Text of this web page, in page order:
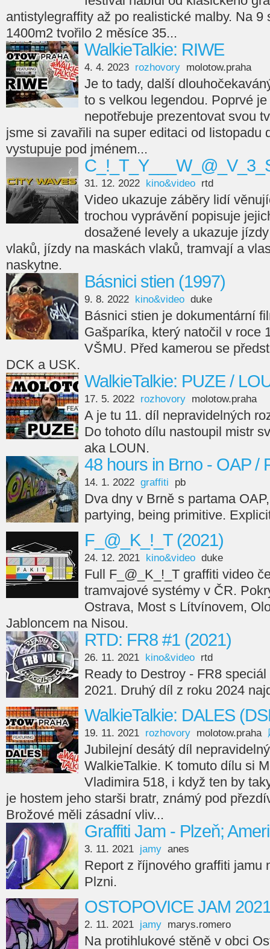
antistylegraffity až po realistické malby. Na 9
1400m2 tvořilo 2 měsíce 35...
WalkieTalkie: RIWE
4. 4. 2023 rozhovory molotow.praha
Je to tady, další
to s velkou legendou. Poprvé
nepotřebuje prezentovat svou
jsme si zavařili na super editaci od listopadu
vystupuje pod jménem...
31. 12. 2022 kino&video rtd
Video ukazuje záběry lidí
trochou vyprávění popisuje
dosažené levely a ukazuje
vlaků, jízdy na maskách vlaků, tramvají a
naskytne.
Básnici stien (1997)
9. 8. 2022 kino&video duke
Básnici stien je dokumentární
Gašparíka, který natočil v roce
VŠMU. Před kamerou se
DCK a USK.
WalkieTalkie: PUZE /
17. 5. 2022 rozhovory molotow.praha
A je tu 11. díl nepravidelných
Do tohoto dílu nastoupil mistr
aka LOUN.
48 hours in Brno - OAP /
14. 1. 2022 graffiti pb
Dva dny v Brně s partama
partying, being primitive.
F_@_K_!_T (2021)
24. 12. 2021 kino&video duke
Full F_@_K_!_T graffiti video
tramvajové systémy v ČR.
Ostrava, Most s Lítvínovem,
Jabloncem na Nisou.
RTD: FR8 #1 (2021)
26. 11. 2021 kino&video rtd
Ready to Destroy - FR8
2021. Druhý díl z roku 2024
WalkieTalkie: DALES
19. 11. 2021 rozhovory molotow.praha
Jubilejní desátý díl
WalkieTalkie. K tomuto dílu si
Vladimira 518, i když ten by
je hostem jeho starši bratr, známý pod
Brožové měli zásadní vliv...
Graffiti Jam - Plzeň;
3. 11. 2021 jamy anes
Report z říjnového graffiti jamu
Plzni.
OSTOPOVICE JAM
2. 11. 2021 jamy marys.romero
Na protihlukové stěně v obci